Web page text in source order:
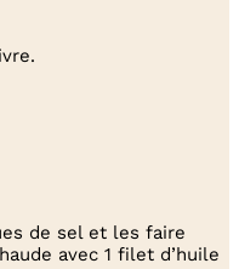
de sel et les faire
avec 1 filet d’huile